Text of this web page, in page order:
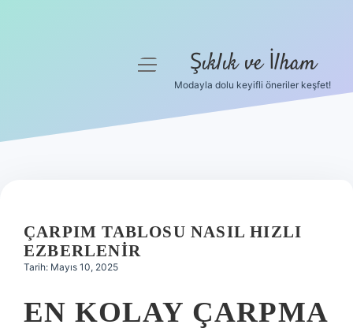
Hakkımızda
menüyü
Şıklık ve İlham
Modayla dolu keyifli öneriler keşfet!
ÇARPIM TABLOSU NASIL HIZLI
EZBERLENIR
Tarih: Mayıs 10, 2025
EN KOLAY ÇARPMA